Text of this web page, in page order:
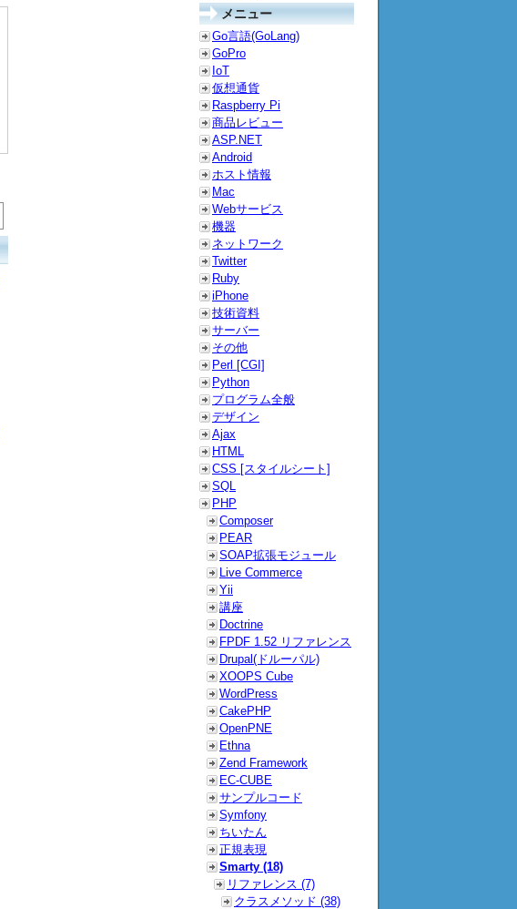
メニュー
Go言語(GoLang)
GoPro
IoT
仮想通貨
Raspberry Pi
商品レビュー
ASP.NET
Android
ホスト情報
Mac
Webサービス
機器
ネットワーク
Twitter
Ruby
iPhone
技術資料
サーバー
その他
Perl [CGI]
Python
プログラム全般
デザイン
Ajax
HTML
CSS [スタイルシート]
SQL
PHP
Composer
PEAR
SOAP拡張モジュール
Live Commerce
Yii
講座
Doctrine
FPDF 1.52 リファレンス
Drupal(ドルーパル)
XOOPS Cube
WordPress
CakePHP
OpenPNE
Ethna
Zend Framework
EC-CUBE
サンプルコード
Symfony
ちいたん
正規表現
Smarty (18)
リファレンス (7)
クラスメソッド (38)